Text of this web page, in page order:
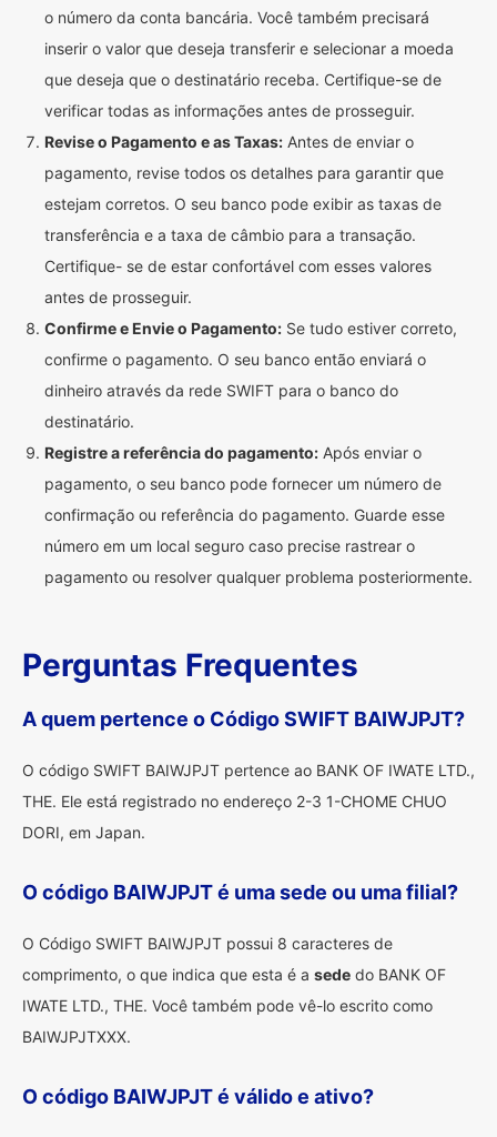
o número da conta bancária. Você também precisará
inserir o valor que deseja transferir e selecionar a moeda
que deseja que o destinatário receba. Certifique-se de
verificar todas as informações antes de prosseguir.
Revise o Pagamento e as Taxas: Antes de enviar o
pagamento, revise todos os detalhes para garantir que
estejam corretos. O seu banco pode exibir as taxas de
transferência e a taxa de câmbio para a transação.
Certifique- se de estar confortável com esses valores
antes de prosseguir.
Confirme e Envie o Pagamento: Se tudo estiver correto,
confirme o pagamento. O seu banco então enviará o
dinheiro através da rede SWIFT para o banco do
destinatário.
Registre a referência do pagamento: Após enviar o
pagamento, o seu banco pode fornecer um número de
confirmação ou referência do pagamento. Guarde esse
número em um local seguro caso precise rastrear o
pagamento ou resolver qualquer problema posteriormente.
Perguntas Frequentes
A quem pertence o Código SWIFT BAIWJPJT?
O código SWIFT BAIWJPJT pertence ao BANK OF IWATE LTD.,
THE. Ele está registrado no endereço 2-3 1-CHOME CHUO
DORI, em Japan.
O código BAIWJPJT é uma sede ou uma filial?
O Código SWIFT BAIWJPJT possui 8 caracteres de
comprimento, o que indica que esta é a sede do BANK OF
IWATE LTD., THE. Você também pode vê-lo escrito como
BAIWJPJTXXX.
O código BAIWJPJT é válido e ativo?